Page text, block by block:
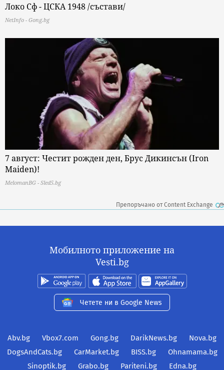
Локо Сф - ЦСКА 1948 /състави/
NetInfo - Gong.bg
7 август: Честит рожден ден, Брус Дикинсън (Iron
Maiden)!
MelomanBG - Sled5.bg
Препоръчано от Content Exchange
Мобилното приложение на
Vesti.bg
Четете ни в Google News
Abv.bg Vbox7.com Gong.bg DarikNews.bg
Nova.bg
DogsAndCats.bg
CarMarket.bg BISS.bg
Ohnamama.bg
Sinoptik.bg
Grabo.bg Pariteni.bg Edna.bg